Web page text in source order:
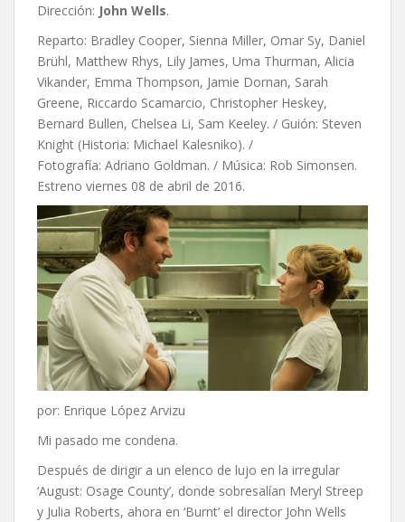
Dirección: John Wells.
Reparto: Bradley Cooper, Sienna Miller, Omar Sy, Daniel
Brühl, Matthew Rhys, Lily James, Uma Thurman, Alicia
Vikander, Emma Thompson, Jamie Dornan, Sarah
Greene, Riccardo Scamarcio, Christopher Heskey,
Bernard Bullen, Chelsea Li, Sam Keeley. / Guión: Steven
Knight (Historia: Michael Kalesniko). /
Fotografía: Adriano Goldman. / Música: Rob Simonsen.
Estreno viernes 08 de abril de 2016.
por: Enrique López Arvizu
Mi pasado me condena.
Después de dirigir a un elenco de lujo en la irregular
‘August: Osage County’, donde sobresalían Meryl Streep
y Julia Roberts, ahora en ‘Burnt’ el director John Wells